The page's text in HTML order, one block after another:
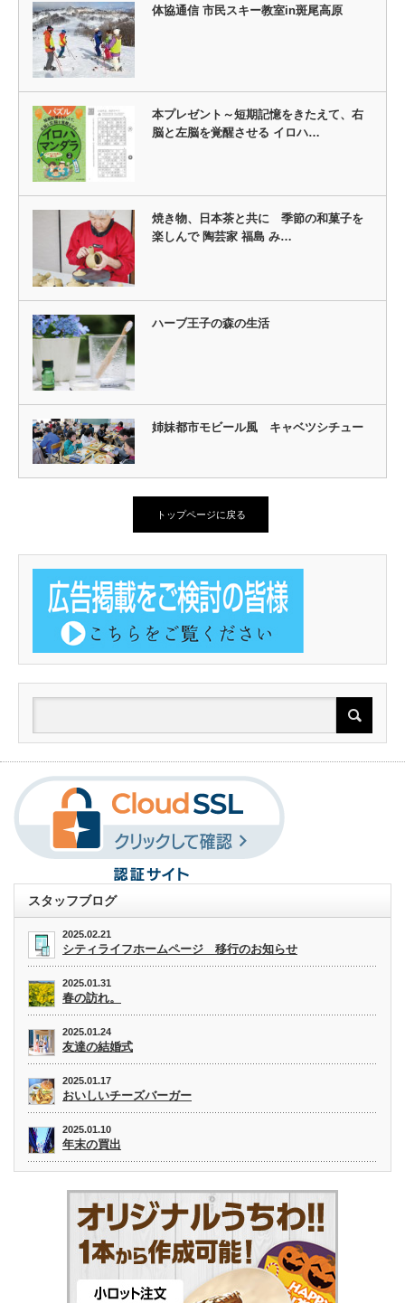
体協通信 市民スキー教室in斑尾高原
本プレゼント～短期記憶をきたえて、右
脳と左脳を覚醒させる イロハ…
焼き物、日本茶と共に 季節の和菓子を
楽しんで 陶芸家 福島 み…
ハーブ王子の森の生活
姉妹都市モビール風 キャベツシチュー
トップページに戻る
スタッフブログ
2025.02.21
シティライフホームページ 移行のお知らせ
2025.01.31
春の訪れ。
2025.01.24
友達の結婚式
2025.01.17
おいしいチーズバーガー
2025.01.10
年末の買出